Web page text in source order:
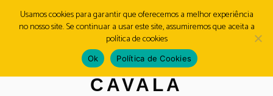
MENU
CAVALA
Usamos cookies para garantir que oferecemos a melhor experiência
no nosso site. Se continuar a usar este site, assumiremos que aceita a
política de cookies
Ok Política de Cookies